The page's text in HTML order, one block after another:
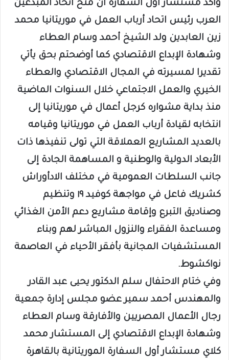
وأكد مستشار أول السفارة أن منح اتحاد المبدعين
العرب رئيس اتحاد أرباب العمل في موريتانيا محمد
زين العابدين ولد الشيخ أحمد وسام العطاء
وشهادة الإبداع الاقتصادي كما أوضحتم بحق يأتي
تقديرا لمسيرته في المجال الاقتصادي والعطاء
الخيري والعمل الاجتماعي خلال السنوات الماضية
منذ بداية مشواره كرجل أعمال في موريتانيا إلى
انتخابه لقيادة أرباب العمل في موريتانيا وقيامه
بالعديد المشاريع العملاقة التي تولى تنفيذها ذات
الأبعاد الدولية والوطنية و المساهمة الجادة إلى
جانب السلطات العمومية في مختلف الادأوراش
كشريك فاعل في مواجهة كوفيد ١٩ وتنظيم
وصناديق التبرع وإقامة مشاريع دعم الأمن الغذائي
ومساعدة الفقراء والنزول المباشر لهم وبناء
المستشفيات المجانية بأفقر الأحياء في العاصمة
نواكشوط.
وفي ختام الاحتفال سلم الدكتور يحيى عبد القادر
والمهندس أحمد سمير عضو مجلس إدارة جمعية
رجال الأعمال المصريين والأفارقة وسام العطاء
وشهادة الإبداع الاقتصادي إلى المستشار محمد
كلاي مستشار أول السفارة الموريتانية بالقاهرة